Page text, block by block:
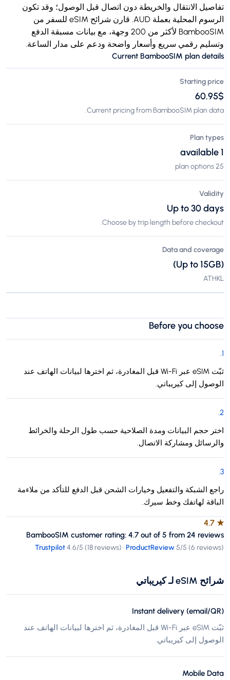
تفاصيل الانتقال والخريطة دون اتصال قبل الوصول؛ وقد تكون
الرسوم المحلية بعملة AUD. قارن شرائح eSIM للسفر من
BambooSIM لأكثر من 200 وجهة، مع بيانات مسبقة الدفع
وتسليم رقمي سريع وأسعار واضحة ودعم على مدار الساعة.
Current BambooSIM plan details
Starting price
$‏60.95
Current pricing from BambooSIM plan data.
Plan types
1 available
25 plan options
Validity
Up to 30 days
Choose by trip length before checkout.
Data and coverage
(Up to 15GB)
ATHKL
Before you choose
1
.
ثبّت eSIM عبر Wi-Fi قبل المغادرة، ثم اخترها لبيانات الهاتف عند
الوصول إلى كيريباتي.
2
.
اختر حجم البيانات ومدة الصلاحية حسب طول الرحلة والخرائط
والرسائل ومشاركة الاتصال.
3
.
راجع الشبكة والتفعيل وخيارات الشحن قبل الدفع للتأكد من ملاءمة
الباقة لهاتفك وخط سيرك.
★
4.7
BambooSIM customer rating: 4.7 out of 5 from 24 reviews
Trustpilot4.6/5 (18 reviews) ·ProductReview5/5 (6 reviews)
شرائح eSIM لـ كيريباتي
Instant delivery (email/QR)
ثبّت eSIM عبر Wi-Fi قبل المغادرة، ثم اخترها لبيانات الهاتف عند
الوصول إلى كيريباتي.
Mobile Data